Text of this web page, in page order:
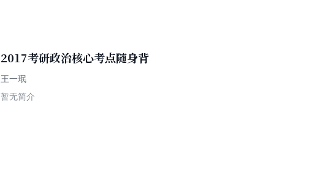
学》适用于零基础及以上的考生，考研辅导老师也可参考本书内容将部分知识讲解得更加
2017考研政治核心考点随身背
王一珉
暂无简介